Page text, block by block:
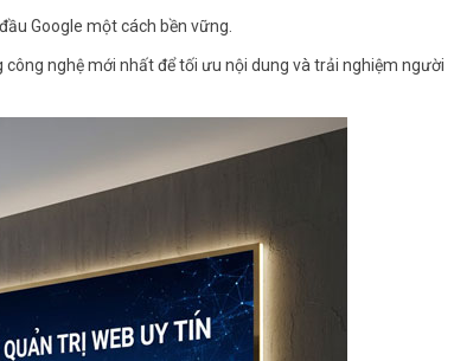
Google một cách bền vững.
nghệ mới nhất để tối ưu nội dung và trải nghiệm người